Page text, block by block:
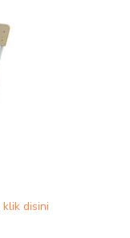
klik disini